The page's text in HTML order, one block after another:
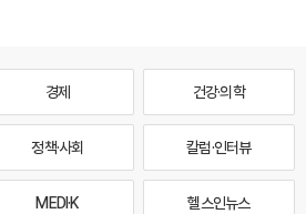
경제 건강·의학
정책·사회 칼럼·인터뷰
MEDI·K 헬스인뉴스